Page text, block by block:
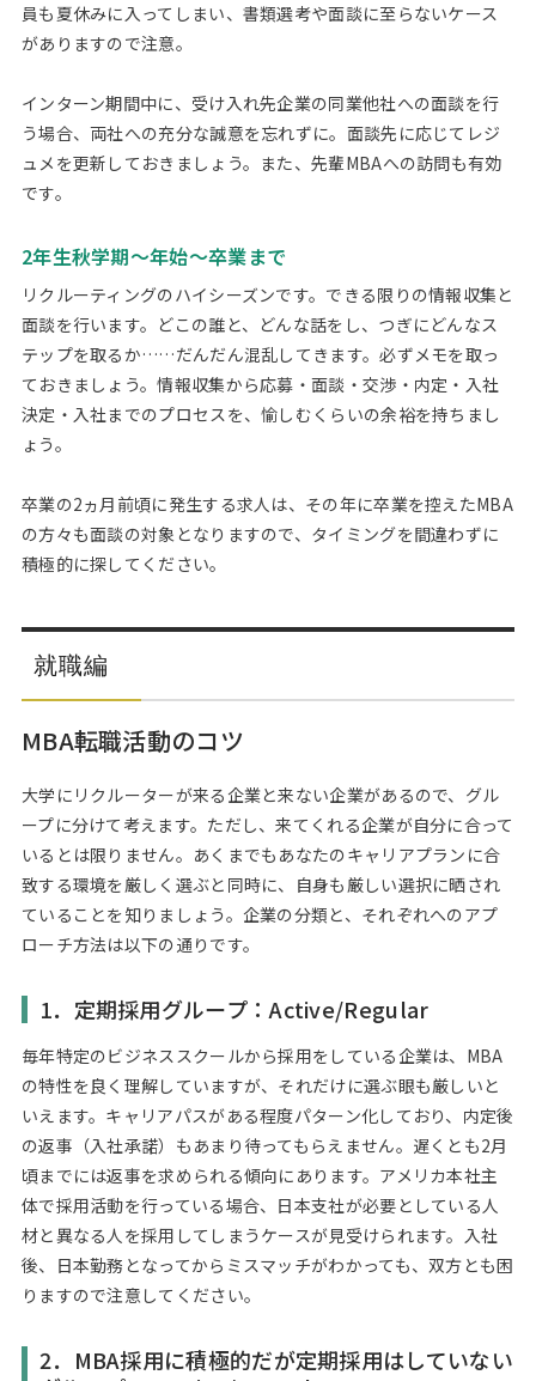
員も夏休みに入ってしまい、書類選考や面談に至らないケース
がありますので注意。
インターン期間中に、受け入れ先企業の同業他社への面談を行
う場合、両社への充分な誠意を忘れずに。面談先に応じてレジ
ュメを更新しておきましょう。また、先輩MBAへの訪問も有効
です。
2年生秋学期～年始～卒業まで
リクルーティングのハイシーズンです。できる限りの情報収集と
面談を行います。どこの誰と、どんな話をし、つぎにどんなス
テップを取るか……だんだん混乱してきます。必ずメモを取っ
ておきましょう。情報収集から応募・面談・交渉・内定・入社
決定・入社までのプロセスを、愉しむくらいの余裕を持ちまし
ょう。
卒業の2ヵ月前頃に発生する求人は、その年に卒業を控えたMBA
の方々も面談の対象となりますので、タイミングを間違わずに
積極的に探してください。
就職編
MBA転職活動のコツ
大学にリクルーターが来る企業と来ない企業があるので、グル
ープに分けて考えます。ただし、来てくれる企業が自分に合って
いるとは限りません。あくまでもあなたのキャリアプランに合
致する環境を厳しく選ぶと同時に、自身も厳しい選択に晒され
ていることを知りましょう。企業の分類と、それぞれへのアプ
ローチ方法は以下の通りです。
1．定期採用グループ：Active/Regular
毎年特定のビジネススクールから採用をしている企業は、MBA
の特性を良く理解していますが、それだけに選ぶ眼も厳しいと
いえます。キャリアパスがある程度パターン化しており、内定後
の返事（入社承諾）もあまり待ってもらえません。遅くとも2月
頃までには返事を求められる傾向にあります。アメリカ本社主
体で採用活動を行っている場合、日本支社が必要としている人
材と異なる人を採用してしまうケースが見受けられます。入社
後、日本勤務となってからミスマッチがわかっても、双方とも困
りますので注意してください。
2．MBA採用に積極的だが定期採用はしていない